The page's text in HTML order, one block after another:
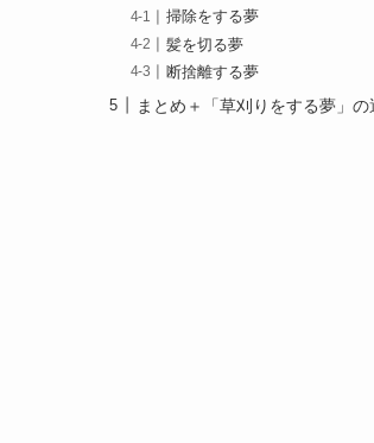
掃除をする夢
髪を切る夢
断捨離する夢
まとめ＋「草刈りをする夢」の